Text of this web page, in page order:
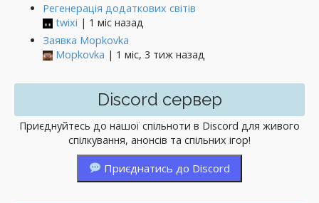
Регенерація додаткових світів
twixi | 1 міс назад
Заявка Mopkovka
Mopkovka | 1 міс, 3 тиж назад
Discord сервер
Приєднуйтесь до нашої спільноти в Discord для живого
спілкування, анонсів та спільних ігор!
Приєднатись до Discord